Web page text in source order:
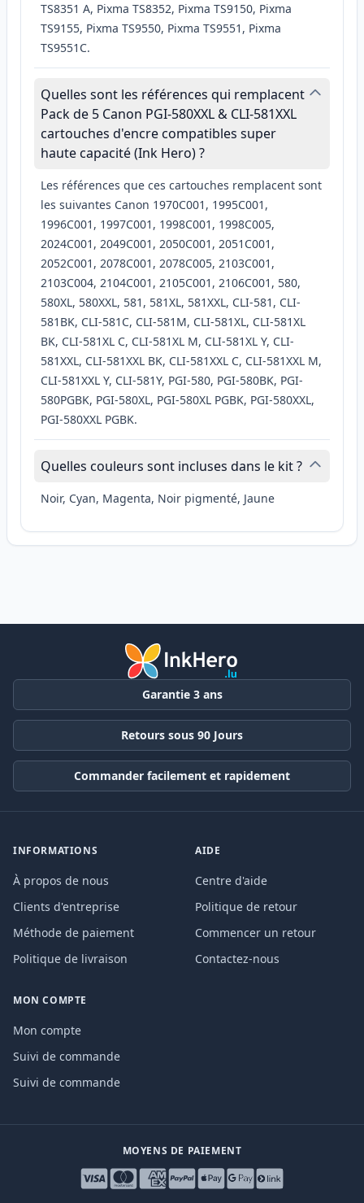
TS8351 A, Pixma TS8352, Pixma TS9150, Pixma
TS9155, Pixma TS9550, Pixma TS9551, Pixma
TS9551C.
Quelles sont les références qui remplacent
Pack de 5 Canon PGI-580XXL & CLI-581XXL
cartouches d'encre compatibles super
haute capacité (Ink Hero) ?
Les références que ces cartouches remplacent sont
les suivantes Canon 1970C001, 1995C001,
1996C001, 1997C001, 1998C001, 1998C005,
2024C001, 2049C001, 2050C001, 2051C001,
2052C001, 2078C001, 2078C005, 2103C001,
2103C004, 2104C001, 2105C001, 2106C001, 580,
580XL, 580XXL, 581, 581XL, 581XXL, CLI-581, CLI-
581BK, CLI-581C, CLI-581M, CLI-581XL, CLI-581XL
BK, CLI-581XL C, CLI-581XL M, CLI-581XL Y, CLI-
581XXL, CLI-581XXL BK, CLI-581XXL C, CLI-581XXL M,
CLI-581XXL Y, CLI-581Y, PGI-580, PGI-580BK, PGI-
580PGBK, PGI-580XL, PGI-580XL PGBK, PGI-580XXL,
PGI-580XXL PGBK.
Quelles couleurs sont incluses dans le kit ?
Noir, Cyan, Magenta, Noir pigmenté, Jaune
Garantie 3 ans
Retours sous 90 Jours
Commander facilement et rapidement
INFORMATIONS
À propos de nous
Clients d'entreprise
Méthode de paiement
Politique de livraison
AIDE
Centre d'aide
Politique de retour
Commencer un retour
Contactez-nous
MON COMPTE
Mon compte
Suivi de commande
Suivi de commande
MOYENS DE PAIEMENT